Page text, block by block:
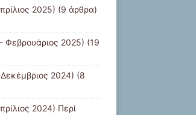
2025) (9 άρθρα)
Φεβρουάριος 2025) (19
2024) (8
2024) Περί